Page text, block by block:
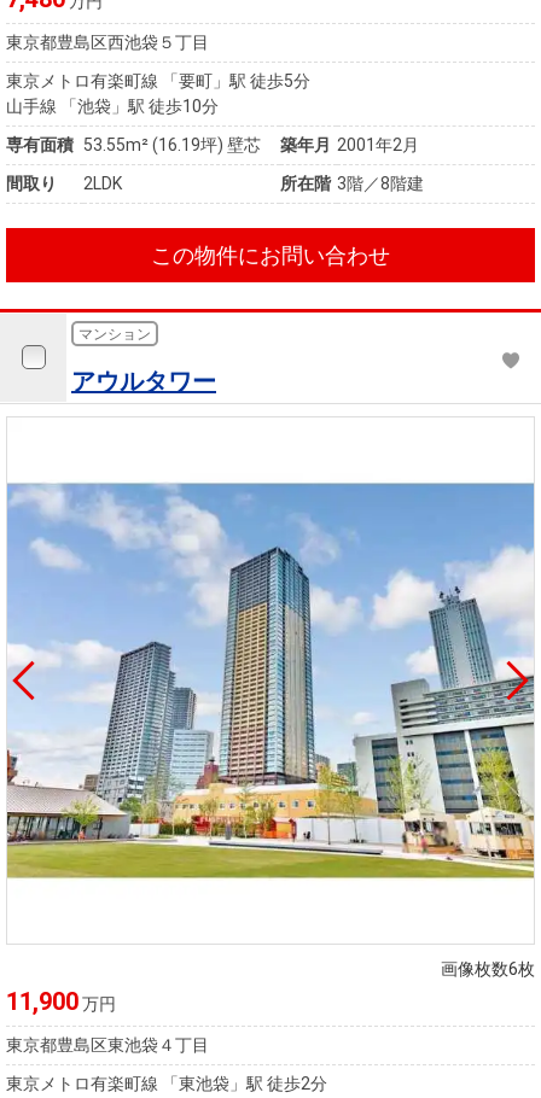
東京都豊島区西池袋５丁目
東京メトロ有楽町線 「要町」駅 徒歩5分
山手線 「池袋」駅 徒歩10分
専有面積 53.55m²(16.19坪) 壁芯 築年月 2001年2月
間取り
2LDK 所在階 3階／8階建
この物件にお問い合わせ
マンション
アウルタワー
画像枚数6枚
11,900万円
東京都豊島区東池袋４丁目
東京メトロ有楽町線 「東池袋」駅 徒歩2分